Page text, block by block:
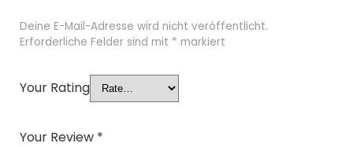
Deine E-Mail-Adresse wird nicht veröffentlicht.
Erforderliche Felder sind mit * markiert
Your Rating
Your Review *